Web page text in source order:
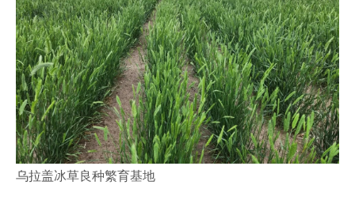
乌拉盖冰草良种繁育基地